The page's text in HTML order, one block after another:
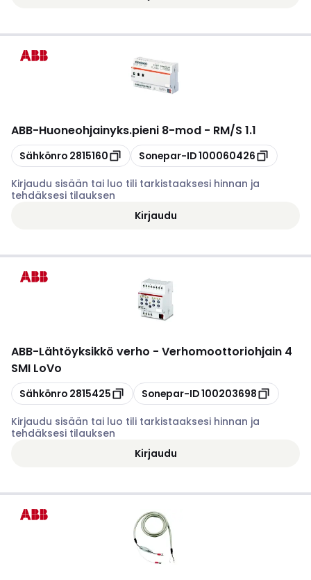
ABB-Huoneohjainyks.pieni 8-mod - RM/S 1.1
Kopioi
Sähkönro 2815160 Kopioi
Sonepar-ID100060426
Kirjaudu sisään tai luo tili tarkistaaksesi hinnan ja
tehdäksesi tilauksen
Kirjaudu
ABB-Lähtöyksikkö verho - Verhomoottoriohjain 4
SMI LoVo
Kopioi
Sähkönro 2815425 Kopioi
Sonepar-ID100203698
Kirjaudu sisään tai luo tili tarkistaaksesi hinnan ja
tehdäksesi tilauksen
Kirjaudu